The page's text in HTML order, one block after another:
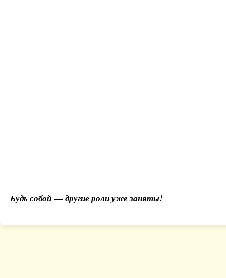
Будь собой — другие роли уже заняты!